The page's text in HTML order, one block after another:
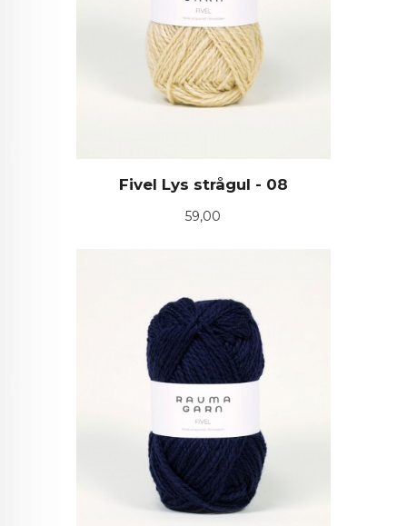
Fivel Lys strågul - 08
Pris
59,00